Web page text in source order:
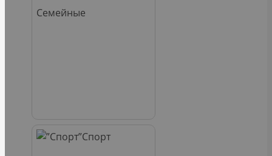
Семейные
Спорт